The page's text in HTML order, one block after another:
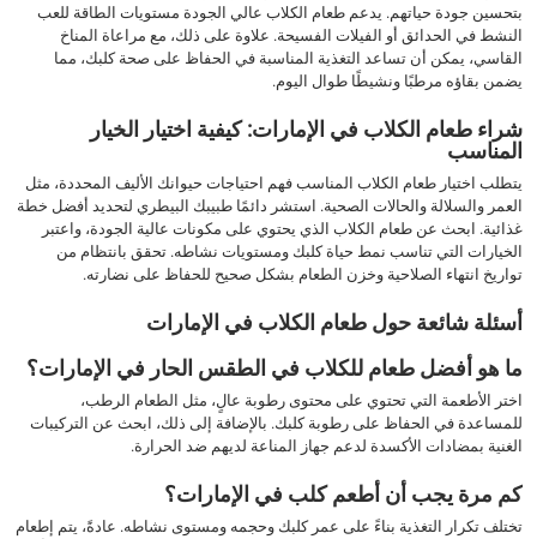
بتحسين جودة حياتهم. يدعم طعام الكلاب عالي الجودة مستويات الطاقة للعب
النشط في الحدائق أو الفيلات الفسيحة. علاوة على ذلك، مع مراعاة المناخ
القاسي، يمكن أن تساعد التغذية المناسبة في الحفاظ على صحة كلبك، مما
يضمن بقاؤه مرطبًا ونشيطًا طوال اليوم.
شراء طعام الكلاب في الإمارات: كيفية اختيار الخيار
المناسب
يتطلب اختيار طعام الكلاب المناسب فهم احتياجات حيوانك الأليف المحددة، مثل
العمر والسلالة والحالات الصحية. استشر دائمًا طبيبك البيطري لتحديد أفضل خطة
غذائية. ابحث عن طعام الكلاب الذي يحتوي على مكونات عالية الجودة، واعتبر
الخيارات التي تناسب نمط حياة كلبك ومستويات نشاطه. تحقق بانتظام من
تواريخ انتهاء الصلاحية وخزن الطعام بشكل صحيح للحفاظ على نضارته.
أسئلة شائعة حول طعام الكلاب في الإمارات
ما هو أفضل طعام للكلاب في الطقس الحار في الإمارات؟
اختر الأطعمة التي تحتوي على محتوى رطوبة عالٍ، مثل الطعام الرطب،
للمساعدة في الحفاظ على رطوبة كلبك. بالإضافة إلى ذلك، ابحث عن التركيبات
الغنية بمضادات الأكسدة لدعم جهاز المناعة لديهم ضد الحرارة.
كم مرة يجب أن أطعم كلب في الإمارات؟
تختلف تكرار التغذية بناءً على عمر كلبك وحجمه ومستوى نشاطه. عادةً، يتم إطعام